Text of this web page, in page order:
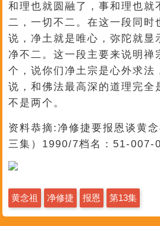
和理也就圆融了，事和理也就
二，一切不二。在这一段同时
说，净土就是唯心，弥陀就显
净不二。这一段主要来说明禅
个，说你们净土宗是心外求法
说，和佛法最高深的道理完全
不是两个。
资料恭摘:净修捷要报恩谈黄
三集）1990/7档名：51-007-
黄念祖 净修捷 报恩 第13集